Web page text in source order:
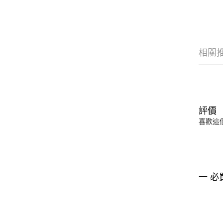
相關
評價
喜歡這
一 必